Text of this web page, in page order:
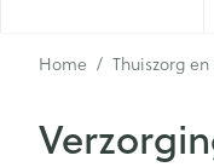
Home / Thuiszorg